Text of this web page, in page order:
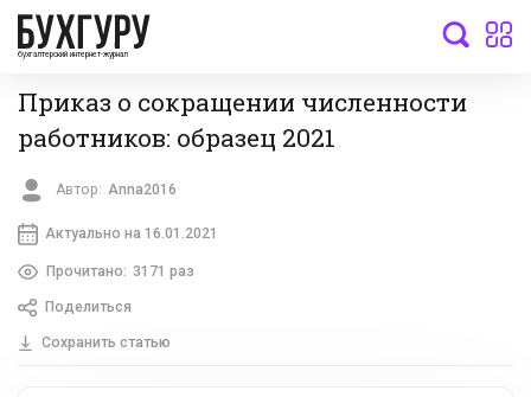
бухгалтерский интернет-журнал
Приказ о сокращении численности
работников: образец 2021
Автор: Anna2016
Актуально на 16.01.2021
Прочитано: 3171 раз
Поделиться
Сохранить статью